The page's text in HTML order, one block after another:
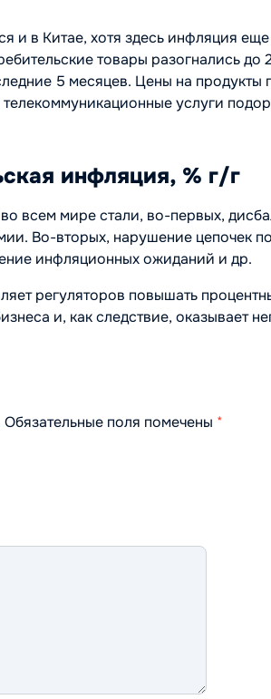
и в Китае, хотя здесь инфляция
товары разогнались до
5 месяцев. Цены на продукты
услуги
инфляция, % г/г
всем мире стали, во-первых,
Во-вторых, нарушение цепочек
инфляционных ожиданий и др.
регуляторов повышать
и, как следствие, оказывает
поля помечены *